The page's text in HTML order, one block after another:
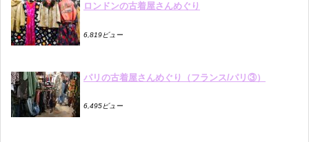
ロンドンの古着屋さんめぐり
6,819ビュー
パリの古着屋さんめぐり（フランス/パリ③）
6,495ビュー